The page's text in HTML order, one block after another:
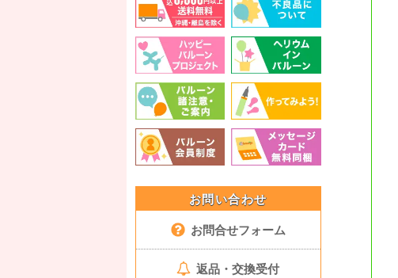
お問い合わせ
お問合せフォーム
返品・交換受付